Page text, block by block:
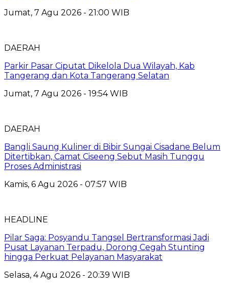
Jumat, 7 Agu 2026 - 21:00 WIB
DAERAH
Parkir Pasar Ciputat Dikelola Dua Wilayah, Kab
Tangerang dan Kota Tangerang Selatan
Jumat, 7 Agu 2026 - 19:54 WIB
DAERAH
Bangli Saung Kuliner di Bibir Sungai Cisadane Belum
Ditertibkan, Camat Ciseeng Sebut Masih Tunggu
Proses Administrasi
Kamis, 6 Agu 2026 - 07:57 WIB
HEADLINE
Pilar Saga: Posyandu Tangsel Bertransformasi Jadi
Pusat Layanan Terpadu, Dorong Cegah Stunting
hingga Perkuat Pelayanan Masyarakat
Selasa, 4 Agu 2026 - 20:39 WIB